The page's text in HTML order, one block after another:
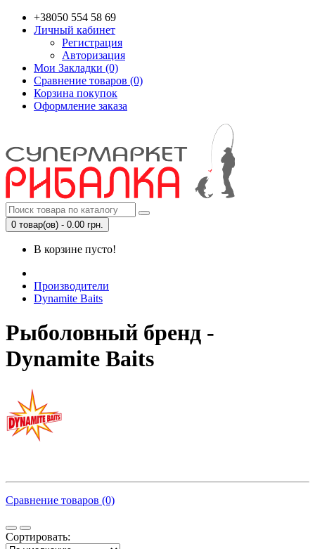
+38050 554 58 69
Личный кабинет
Регистрация
Авторизация
Мои Закладки (0)
Сравнение товаров (0)
Корзина покупок
Оформление заказа
0 товар(ов) - 0.00 грн.
В корзине пусто!
Производители
Dynamite Baits
Рыболовный бренд -
Dynamite Baits
Сравнение товаров (0)
Сортировать: